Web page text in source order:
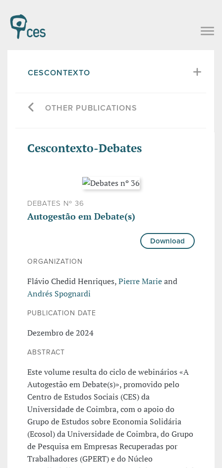
CESCONTEXTO
OTHER PUBLICATIONS
Cescontexto-Debates
DEBATES Nº 36
Autogestão em Debate(s)
Download
ORGANIZATION
Flávio Chedid Henriques,Pierre Marieand
Andrés Spognardi
PUBLICATION DATE
Dezembro de 2024
ABSTRACT
Este volume resulta do ciclo de webinários «A
Autogestão em Debate(s)», promovido pelo
Centro de Estudos Sociais (CES) da
Universidade de Coimbra, com o apoio do
Grupo de Estudos sobre Economia Solidária
(Ecosol) da Universidade de Coimbra, do Grupo
de Pesquisa em Empresas Recuperadas por
Trabalhadores (GPERT) e do Núcleo